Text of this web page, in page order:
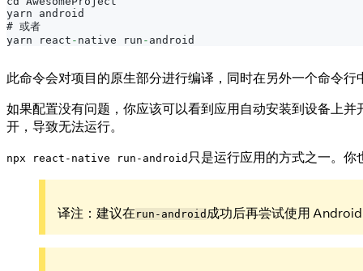
yarn android
# 或者
yarn react - native run - android
此命令会对项目的原生部分进行编译，同时在另外一个命令行
如果配置没有问题，你应该可以看到应用自动安装到设备上
开，导致无法运行。
npx react-native run-android 只是运行应用的方式之一。
译注：建议在 run-android 成功后再尝试使用